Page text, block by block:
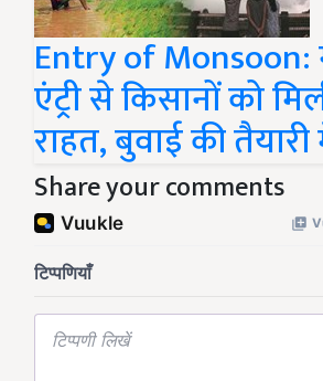
Entry of Monsoon:
एंट्री से किसानों को
राहत, बुवाई की
Share your comments